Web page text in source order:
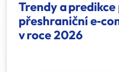
Trendy a
přeshraniční
v roce 2026